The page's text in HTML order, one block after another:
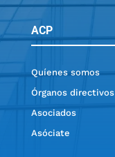
ACP
Quíenes somos
Órganos directivos
Asociados
Asóciate